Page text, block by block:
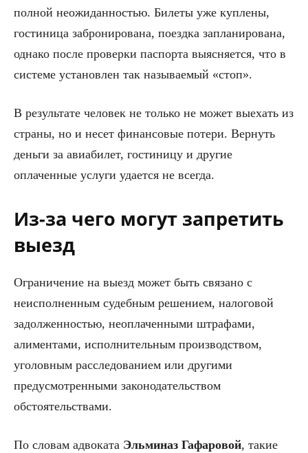
полной неожиданностью. Билеты уже куплены,
гостиница забронирована, поездка запланирована,
однако после проверки паспорта выясняется, что в
системе установлен так называемый «стоп».
В результате человек не только не может выехать из
страны, но и несет финансовые потери. Вернуть
деньги за авиабилет, гостиницу и другие
оплаченные услуги удается не всегда.
Из-за чего могут запретить
выезд
Ограничение на выезд может быть связано с
неисполненным судебным решением, налоговой
задолженностью, неоплаченными штрафами,
алиментами, исполнительным производством,
уголовным расследованием или другими
предусмотренными законодательством
обстоятельствами.
По словам адвоката Эльминаз Гафаровой, такие